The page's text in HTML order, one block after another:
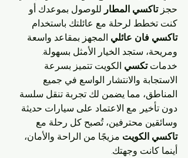
حجز تاكسي المطار للوصول بموعدك أو
كنت تخطط لرحلة مع عائلتك باستخدام
تاكسي فان عائلي المجهز بمقاعد واسعة
ومريحة، ستجد الخيار الأمثل بسهولة.
خدمات تكسي الكويت تتميز بسرعة
الاستجابة والانتشار الواسع في جميع
المناطق، مما يضمن لك تجربة تنقل سلسة
دون تأخير. مع الاعتماد على سيارات حديثة
وسائقين محترفين، تُصبح كل رحلة مع
تاكسي الكويت مزيجًا من الراحة والأمان،
أينما كانت وجهتك.